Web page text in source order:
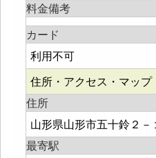
料金備考
カード
利用不可
住所・アクセス・マップ
住所
山形県山形市五十鈴２－
最寄駅